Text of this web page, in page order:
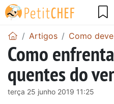
Artigos Como
Como
quentes do
terça 25 junho 2019 11:25